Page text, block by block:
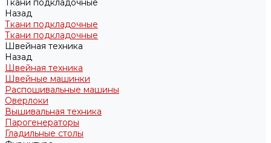
Ткани подкладочные
Назад
Ткани подкладочные
Ткани подкладочные
Швейная техника
Назад
Швейная техника
Швейные машинки
Распошивальные машины
Оверлоки
Вышивальная техника
Парогенераторы
Гладильные столы